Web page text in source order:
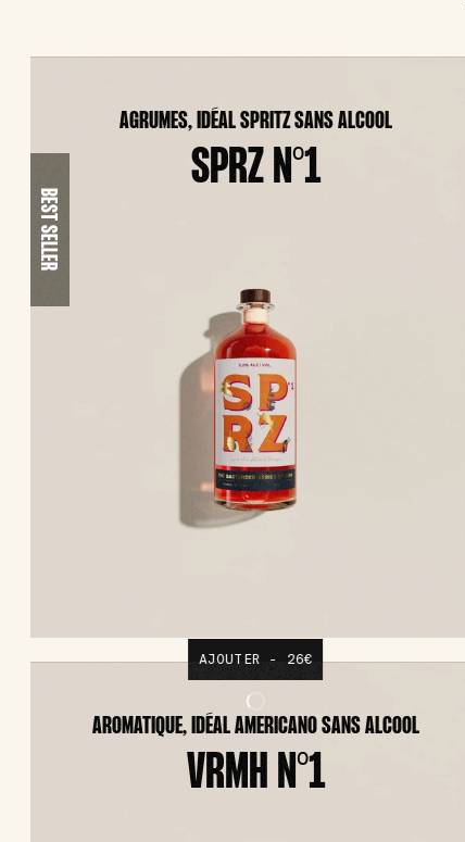
BEST SELLER
AGRUMES, IDÉAL SPRITZ SANS ALCOOL
SPRZ N°1
AJOUTER - 26€
AROMATIQUE, IDÉAL AMERICANO SANS ALCOOL
VRMH N°1